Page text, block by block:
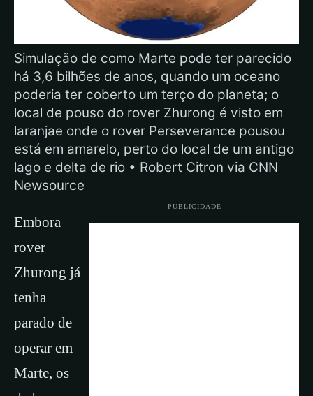
Simulação de como Marte pode ter parecido
há 3,6 bilhões de anos, quando um oceano
poderia ter coberto um terço do planeta; o
local de pouso do rover Zhurong é visto em
laranjae onde o rover Perseverance pousou
está em amarelo, perto do local de um antigo
lago e delta de rio • Robert Citron via CNN
Newsource
PUBLICIDADE
Embora
rover
Zhurong já
tenha
parado de
operar em
Marte, os